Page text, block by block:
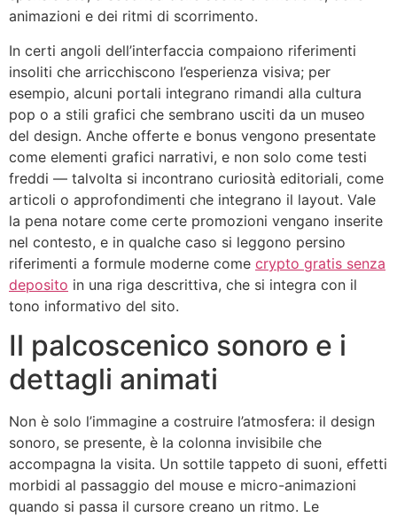
animazioni e dei ritmi di scorrimento.
In certi angoli dell’interfaccia compaiono riferimenti
insoliti che arricchiscono l’esperienza visiva; per
esempio, alcuni portali integrano rimandi alla cultura
pop o a stili grafici che sembrano usciti da un museo
del design. Anche offerte e bonus vengono presentate
come elementi grafici narrativi, e non solo come testi
freddi — talvolta si incontrano curiosità editoriali, come
articoli o approfondimenti che integrano il layout. Vale
la pena notare come certe promozioni vengano inserite
nel contesto, e in qualche caso si leggono persino
riferimenti a formule moderne come crypto gratis senza
deposito in una riga descrittiva, che si integra con il
tono informativo del sito.
Il palcoscenico sonoro e i
dettagli animati
Non è solo l’immagine a costruire l’atmosfera: il design
sonoro, se presente, è la colonna invisibile che
accompagna la visita. Un sottile tappeto di suoni, effetti
morbidi al passaggio del mouse e micro-animazioni
quando si passa il cursore creano un ritmo. Le